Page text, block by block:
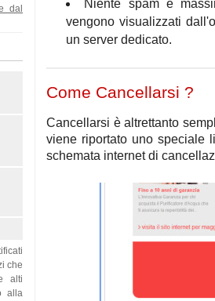
dal
che
alti
alla
Niente spam e
vengono visualizzati
un server dedicato.
Come Cancellarsi ?
Cancellarsi è altrettanto
viene riportato uno speciale
schemata internet di